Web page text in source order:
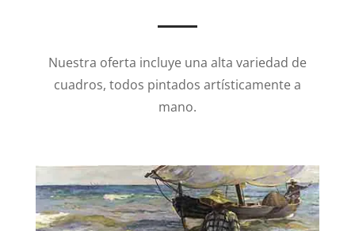
Nuestra oferta incluye una alta variedad de
cuadros, todos pintados artísticamente a
mano.